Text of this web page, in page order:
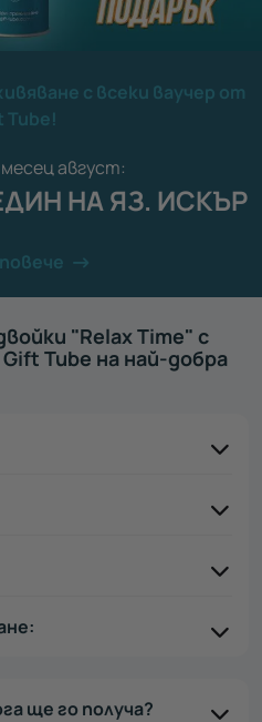
с всеки ваучер от
Tube!
август:
НА ЯЗ. ИСКЪР
"Relax Time" с
Tube на най-добра
ще го получа?